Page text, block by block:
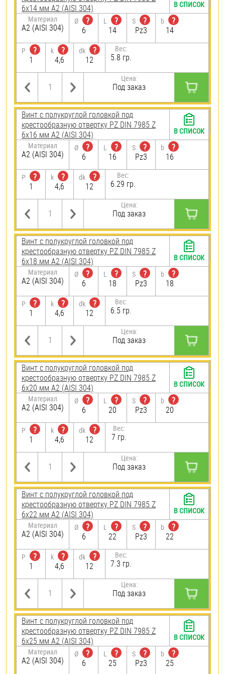
6х14 мм А2 (AISI 304)
Материал
А2 (AISI 304)
Ø
?
6
L
?
14
S
?
Pz3
b
?
14
P
?
1
k
?
4,6
dk
?
12
Вес:
5.8 гр.
Цена:
Под заказ
В СПИСОК
Винт с полукруглой головкой под
крестообразную отвертку PZ DIN 7985 Z
6х16 мм А2 (AISI 304)
Материал
А2 (AISI 304)
Ø
?
6
L
?
16
S
?
Pz3
b
?
16
P
?
1
k
?
4,6
dk
?
12
Вес:
6.29 гр.
Цена:
Под заказ
В СПИСОК
Винт с полукруглой головкой под
крестообразную отвертку PZ DIN 7985 Z
6х18 мм А2 (AISI 304)
Материал
А2 (AISI 304)
Ø
?
6
L
?
18
S
?
Pz3
b
?
18
P
?
1
k
?
4,6
dk
?
12
Вес:
6.5 гр.
Цена:
Под заказ
В СПИСОК
Винт с полукруглой головкой под
крестообразную отвертку PZ DIN 7985 Z
6х20 мм А2 (AISI 304)
Материал
А2 (AISI 304)
Ø
?
6
L
?
20
S
?
Pz3
b
?
20
P
?
1
k
?
4,6
dk
?
12
Вес:
7 гр.
Цена:
Под заказ
В СПИСОК
Винт с полукруглой головкой под
крестообразную отвертку PZ DIN 7985 Z
6х22 мм А2 (AISI 304)
Материал
А2 (AISI 304)
Ø
?
6
L
?
22
S
?
Pz3
b
?
22
P
?
1
k
?
4,6
dk
?
12
Вес:
7.3 гр.
Цена:
Под заказ
В СПИСОК
Винт с полукруглой головкой под
крестообразную отвертку PZ DIN 7985 Z
6х25 мм А2 (AISI 304)
Материал
А2 (AISI 304)
Ø
?
6
L
?
25
S
?
Pz3
b
?
25
В СПИСОК